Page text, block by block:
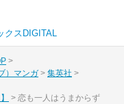
クスDIGITAL
）マンガ
集英社
恋も一人はうまからず